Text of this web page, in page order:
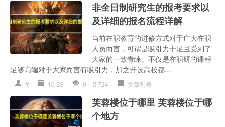
非全日制研究生的报考要求以
及详细的报名流程详解
当前在职教育的进修方式对于广大在职
人员而言，可谓是吸引力十足且受到了
大家的一致青睐。不仅是在职研的课程
足够高端对于大家而言有吸引力，加之开设高校都...
fr 10-28 0 724 文章列表
芙蓉楼位于哪里 芙蓉楼位于哪
个地方